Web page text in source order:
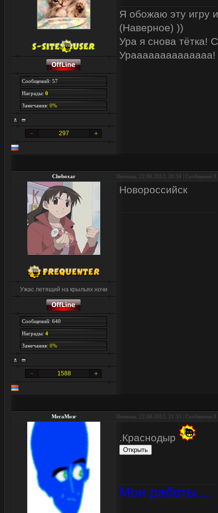
Сообщений: 57
Награды: 0
Замечания: 0%
297
Я обожаю эту игру
(Наверное) ))
Ура я снова тётка!
Ураааааааааааааа!
Cheboxar Пятница, 22.06.2012, 20:34 | Сообщение #
Ужас летящий на крыльях ночи
Сообщений: 640
Награды: 4
Замечания: 0%
1588
Новороссийск
МегаМозг Пятница, 22.06.2012, 21:33 | Сообщение #
.Краснодыр
Мои работы....